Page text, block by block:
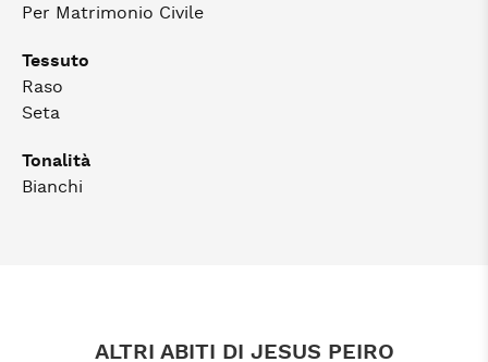
Per Matrimonio Civile
Tessuto
Raso
Seta
Tonalità
Bianchi
ALTRI ABITI DI JESUS PEIRO